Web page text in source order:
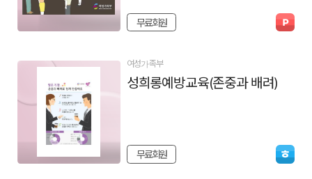
무료회원
여성가족부
성희롱예방교육(존중과 배려)
무료회원